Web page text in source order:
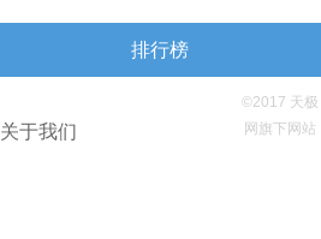
排行榜
关于我们
©2017 天极
网旗下网站